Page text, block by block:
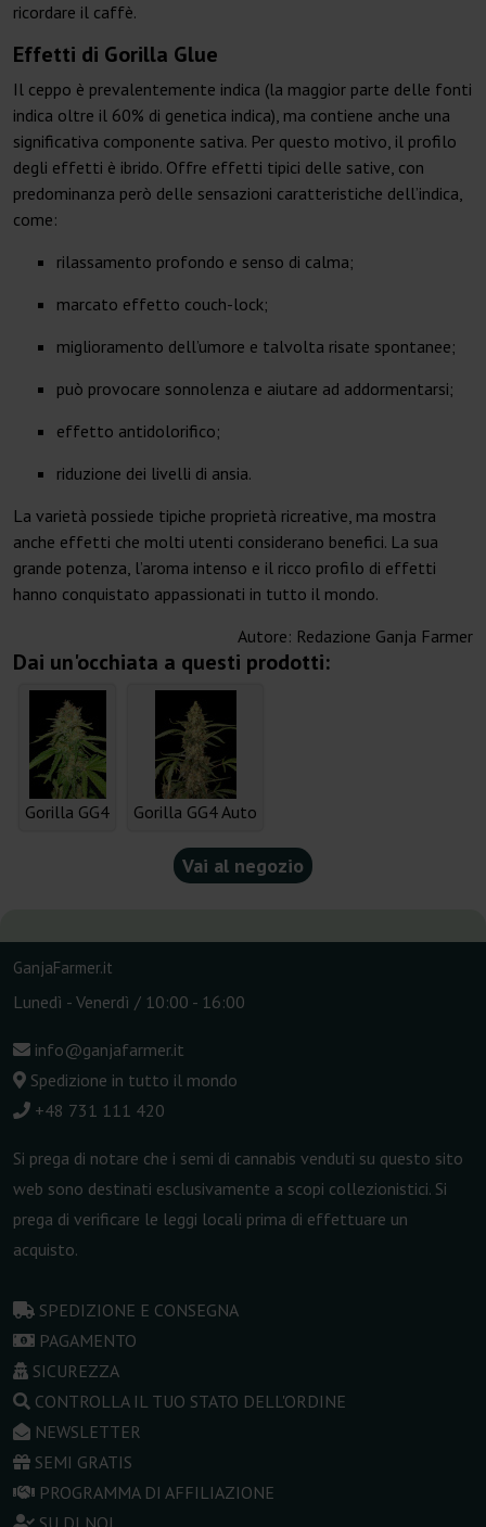
ricordare il caffè.
Effetti di Gorilla Glue
Il ceppo è prevalentemente indica (la maggior parte delle fonti
indica oltre il 60% di genetica indica), ma contiene anche una
significativa componente sativa. Per questo motivo, il profilo
degli effetti è ibrido. Offre effetti tipici delle sative, con
predominanza però delle sensazioni caratteristiche dell’indica,
come:
rilassamento profondo e senso di calma;
marcato effetto couch-lock;
miglioramento dell’umore e talvolta risate spontanee;
può provocare sonnolenza e aiutare ad addormentarsi;
effetto antidolorifico;
riduzione dei livelli di ansia.
La varietà possiede tipiche proprietà ricreative, ma mostra
anche effetti che molti utenti considerano benefici. La sua
grande potenza, l’aroma intenso e il ricco profilo di effetti
hanno conquistato appassionati in tutto il mondo.
Autore: Redazione Ganja Farmer
Dai un'occhiata a questi prodotti:
Gorilla GG4 Gorilla GG4 Auto
Vai al negozio
GanjaFarmer.it
Lunedì - Venerdì / 10:00 - 16:00
info@ganjafarmer.it
Spedizione in tutto il mondo
+48 731 111 420
Si prega di notare che i semi di cannabis venduti su questo sito
web sono destinati esclusivamente a scopi collezionistici. Si
prega di verificare le leggi locali prima di effettuare un
acquisto.
SPEDIZIONE E CONSEGNA
PAGAMENTO
SICUREZZA
CONTROLLA IL TUO STATO DELL'ORDINE
NEWSLETTER
SEMI GRATIS
PROGRAMMA DI AFFILIAZIONE
SU DI NOI